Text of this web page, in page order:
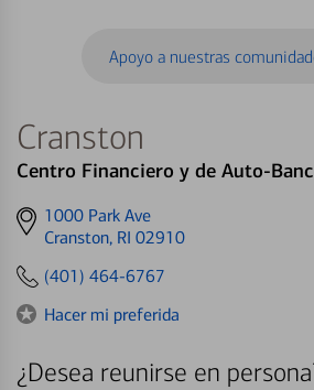
Apoyo a nuestras
Cranston
Centro Financiero y de Auto-
Get
directions
1000 Park Ave
Cranston, RI 02910
(401) 464-6767
Hacer mi preferida
¿Desea reunirse en